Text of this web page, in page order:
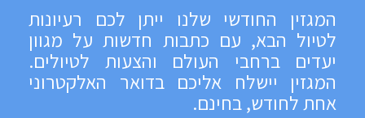
המגזין החודשי שלנו ייתן לכם רעיונות
לטיול הבא, עם כתבות חדשות על מגוון
יעדים ברחבי העולם והצעות לטיולים.
המגזין יישלח אליכם בדואר האלקטרוני
אחת לחודש, בחינם.